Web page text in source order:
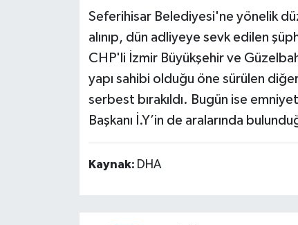
Seferihisar Belediyesi'ne yönelik
alınıp, dün adliyeye sevk edilen
CHP'li İzmir Büyükşehir ve
yapı sahibi olduğu öne sürülen
serbest bırakıldı. Bugün ise
Başkanı İ.Y’in de aralarında
Kaynak: DHA